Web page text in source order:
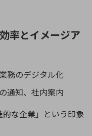
率とイメージア
務のデジタル化
通知、社内案内
な企業」という印象